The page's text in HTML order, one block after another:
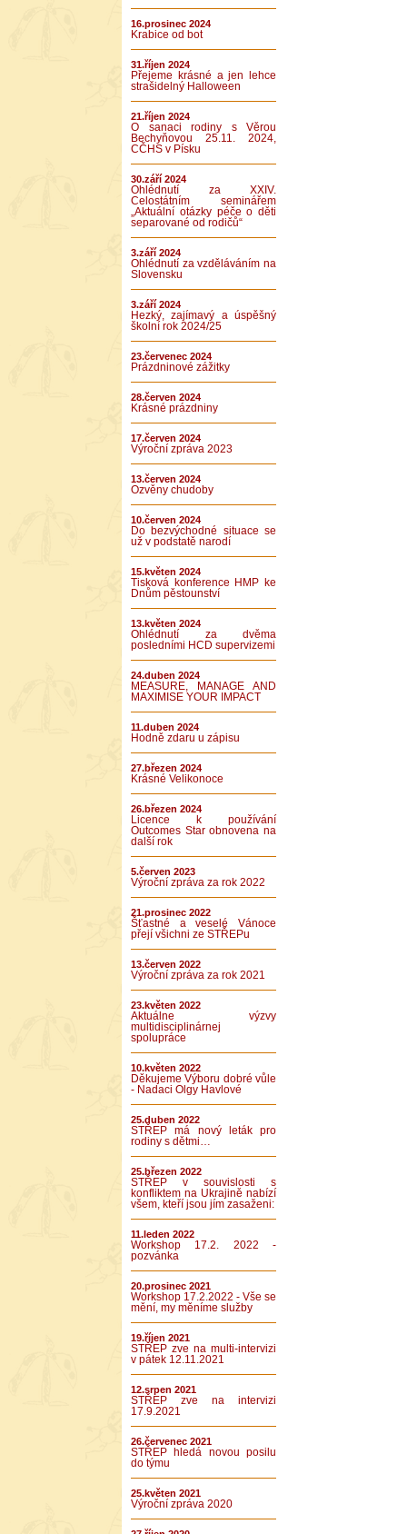
16.prosinec 2024
Krabice od bot
31.říjen 2024
Přejeme krásné a jen lehce
strašidelný Halloween
21.říjen 2024
O sanaci rodiny s Věrou
Bechyňovou 25.11. 2024,
CČHS v Písku
30.září 2024
Ohlédnutí za XXIV.
Celostátním seminářem
„Aktuální otázky péče o děti
separované od rodičů“
3.září 2024
Ohlédnutí za vzděláváním na
Slovensku
3.září 2024
Hezký, zajímavý a úspěšný
školní rok 2024/25
23.červenec 2024
Prázdninové zážitky
28.červen 2024
Krásné prázdniny
17.červen 2024
Výroční zpráva 2023
13.červen 2024
Ozvěny chudoby
10.červen 2024
Do bezvýchodné situace se
už v podstatě narodí
15.květen 2024
Tisková konference HMP ke
Dnům pěstounství
13.květen 2024
Ohlédnutí za dvěma
posledními HCD supervizemi
24.duben 2024
MEASURE, MANAGE AND
MAXIMISE YOUR IMPACT
11.duben 2024
Hodně zdaru u zápisu
27.březen 2024
Krásné Velikonoce
26.březen 2024
Licence k používání
Outcomes Star obnovena na
další rok
5.červen 2023
Výroční zpráva za rok 2022
21.prosinec 2022
Šťastné a veselé Vánoce
přejí všichni ze STŘEPu
13.červen 2022
Výroční zpráva za rok 2021
23.květen 2022
Aktuálne výzvy
multidisciplinárnej
spolupráce
10.květen 2022
Děkujeme Výboru dobré vůle
- Nadaci Olgy Havlové
25.duben 2022
STŘEP má nový leták pro
rodiny s dětmi…
25.březen 2022
STŘEP v souvislosti s
konfliktem na Ukrajině nabízí
všem, kteří jsou jím zasaženi:
11.leden 2022
Workshop 17.2. 2022 -
pozvánka
20.prosinec 2021
Workshop 17.2.2022 - Vše se
mění, my měníme služby
19.říjen 2021
STŘEP zve na multi-intervizi
v pátek 12.11.2021
12.srpen 2021
STŘEP zve na intervizi
17.9.2021
26.červenec 2021
STŘEP hledá novou posilu
do týmu
25.květen 2021
Výroční zpráva 2020